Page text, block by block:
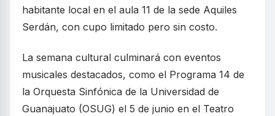
habitante local en el aula 11 de la sede Aquiles
Serdán, con cupo limitado pero sin costo.
La semana cultural culminará con eventos
musicales destacados, como el Programa 14 de
la Orquesta Sinfónica de la Universidad de
Guanajuato (OSUG) el 5 de junio en el Teatro